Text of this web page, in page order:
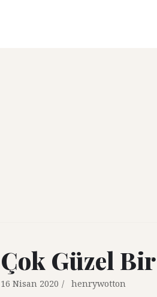
Çok Güzel
16 Nisan 2020 henrywotton